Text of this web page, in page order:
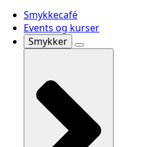
Smykkecafé
Events og kurser
Smykker